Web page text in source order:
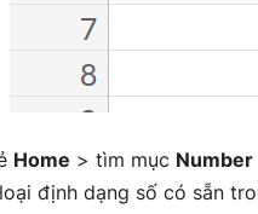
Home > tìm mục Number
định dạng số có sẵn